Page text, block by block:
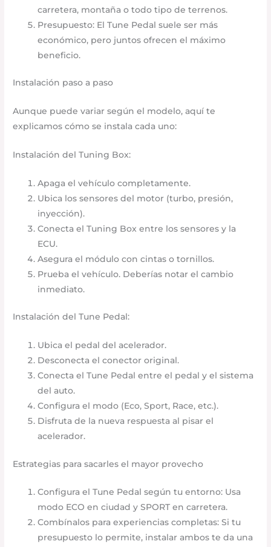
carretera, montaña o todo tipo de terrenos.
Presupuesto: El Tune Pedal suele ser más
económico, pero juntos ofrecen el máximo
beneficio.
Instalación paso a paso
Aunque puede variar según el modelo, aquí te
explicamos cómo se instala cada uno:
Instalación del Tuning Box:
Apaga el vehículo completamente.
Ubica los sensores del motor (turbo, presión,
inyección).
Conecta el Tuning Box entre los sensores y la
ECU.
Asegura el módulo con cintas o tornillos.
Prueba el vehículo. Deberías notar el cambio
inmediato.
Instalación del Tune Pedal:
Ubica el pedal del acelerador.
Desconecta el conector original.
Conecta el Tune Pedal entre el pedal y el sistema
del auto.
Configura el modo (Eco, Sport, Race, etc.).
Disfruta de la nueva respuesta al pisar el
acelerador.
Estrategias para sacarles el mayor provecho
Configura el Tune Pedal según tu entorno: Usa
modo ECO en ciudad y SPORT en carretera.
Combínalos para experiencias completas: Si tu
presupuesto lo permite, instalar ambos te da una